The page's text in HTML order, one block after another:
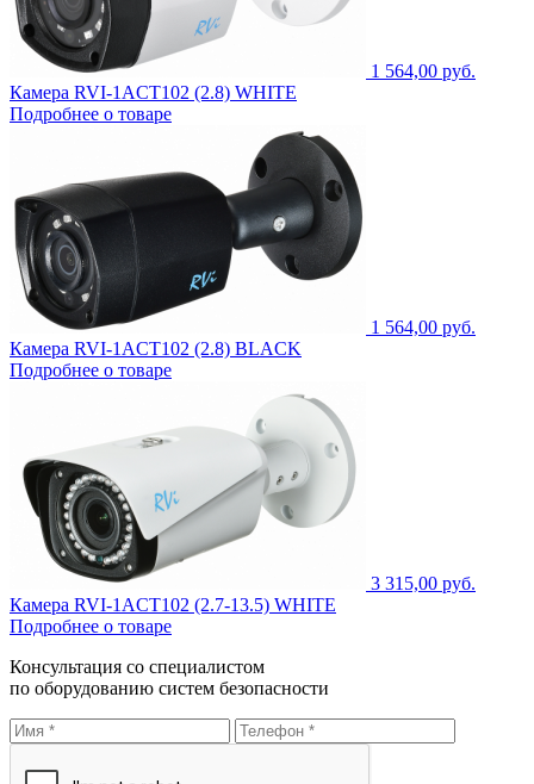
1 564,00 руб.
Камера RVI-1ACT102 (2.8) WHITE
Подробнее о товаре
1 564,00 руб.
Камера RVI-1ACT102 (2.8) BLACK
Подробнее о товаре
3 315,00 руб.
Камера RVI-1ACT102 (2.7-13.5) WHITE
Подробнее о товаре
Консультация со специалистом
по оборудованию систем безопасности